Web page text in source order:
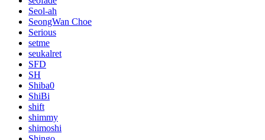
Seol-ah
SeongWan Choe
Serious
setme
seukalret
SFD
SH
Shiba0
ShiBi
shift
shimmy
shimoshi